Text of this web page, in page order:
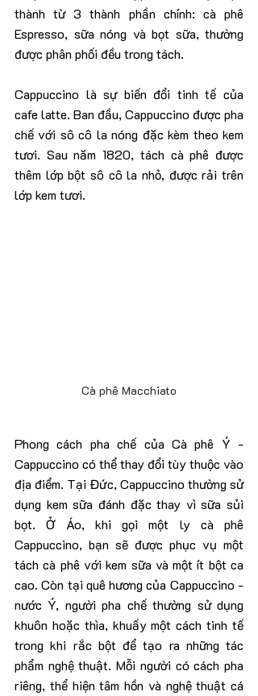
thành từ 3 thành phần chính: cà phê
Espresso, sữa nóng và bọt sữa, thường
được phân phối đều trong tách.
Cappuccino là sự biến đổi tinh tế của
cafe latte. Ban đầu, Cappuccino được pha
chế với sô cô la nóng đặc kèm theo kem
tươi. Sau năm 1820, tách cà phê được
thêm lớp bột sô cô la nhỏ, được rải trên
lớp kem tươi.
Cà phê Macchiato
Phong cách pha chế của Cà phê Ý -
Cappuccino có thể thay đổi tùy thuộc vào
địa điểm. Tại Đức, Cappuccino thường sử
dụng kem sữa đánh đặc thay vì sữa sủi
bọt. Ở Áo, khi gọi một ly cà phê
Cappuccino, bạn sẽ được phục vụ một
tách cà phê với kem sữa và một ít bột ca
cao. Còn tại quê hương của Cappuccino -
nước Ý, người pha chế thường sử dụng
khuôn hoặc thìa, khuấy một cách tinh tế
trong khi rắc bột để tạo ra những tác
phẩm nghệ thuật. Mỗi người có cách pha
riêng, thể hiện tâm hồn và nghệ thuật cá